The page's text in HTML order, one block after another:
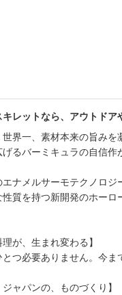
レットなら、アウトドア
世界一、素材本来の旨みを
るバーミキュラの自信作
エナメルサーモテクノロジ
質を持つ新開発のホー
理が、生まれ変わる】
つ必要ありません。今ま
ジャパンの、ものづくり】